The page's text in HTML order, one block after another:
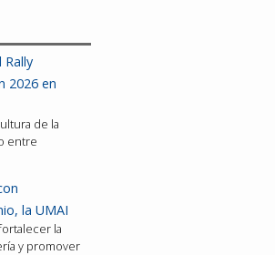
Rally
2026 en
de la
entre
la UMAI
la
y promover